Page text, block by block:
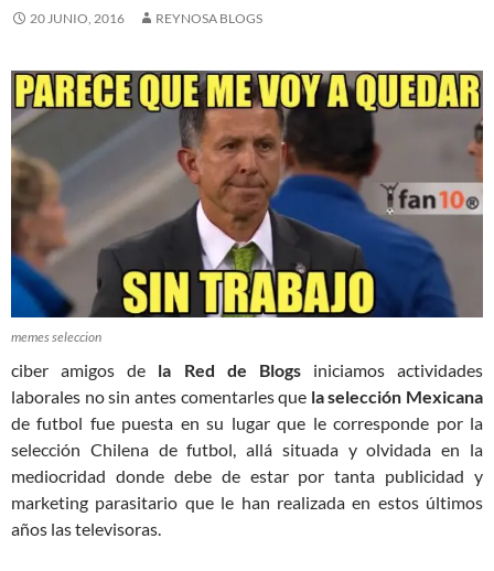
20 JUNIO, 2016 REYNOSA BLOGS
memes seleccion
ciber amigos de la Red de Blogsiniciamos actividades
laborales no sin antes comentarles que la selección Mexicana
de futbol fue puesta en su lugar que le corresponde por la
selección Chilena de futbol, allá situada y olvidada en la
mediocridad donde debe de estar por tanta publicidad y
marketing parasitario que le han realizada en estos últimos
años las televisoras.